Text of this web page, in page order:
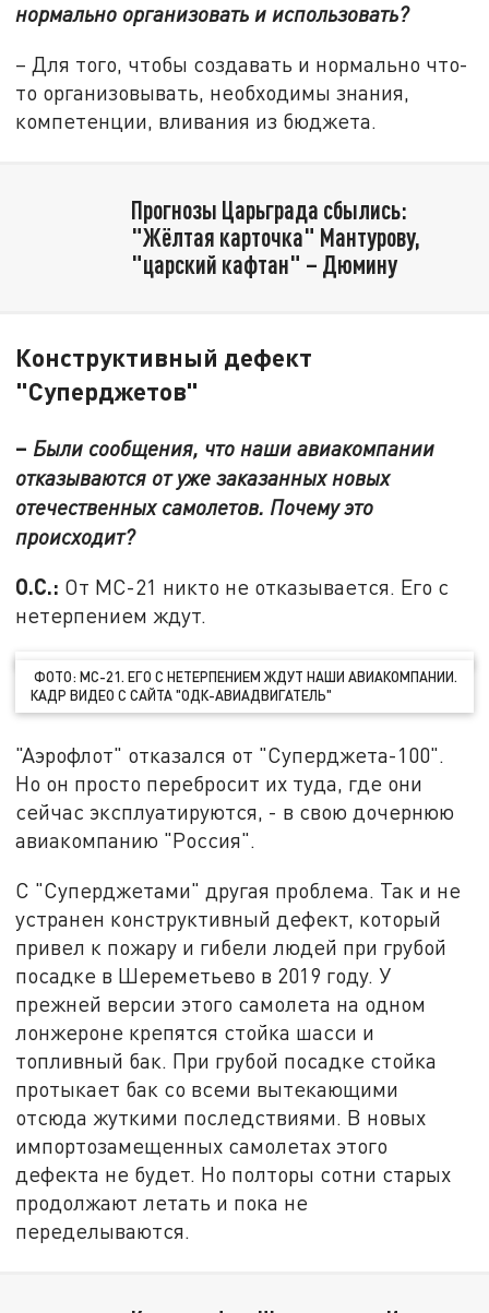
нормально организовать и использовать?
– Для того, чтобы создавать и нормально что-
то организовывать, необходимы знания,
компетенции, вливания из бюджета.
Прогнозы Царьграда сбылись:
"Жёлтая карточка" Мантурову,
"царский кафтан" – Дюмину
Конструктивный дефект
"Суперджетов"
– Были сообщения, что наши авиакомпании
отказываются от уже заказанных новых
отечественных самолетов. Почему это
происходит?
О.С.: От МС-21 никто не отказывается. Его с
нетерпением ждут.
ФОТО: МС-21. ЕГО С НЕТЕРПЕНИЕМ ЖДУТ НАШИ АВИАКОМПАНИИ.
КАДР ВИДЕО С САЙТА "ОДК-АВИАДВИГАТЕЛЬ"
"Аэрофлот" отказался от "Суперджета-100".
Но он просто перебросит их туда, где они
сейчас эксплуатируются, - в свою дочернюю
авиакомпанию "Россия".
С "Суперджетами" другая проблема. Так и не
устранен конструктивный дефект, который
привел к пожару и гибели людей при грубой
посадке в Шереметьево в 2019 году. У
прежней версии этого самолета на одном
лонжероне крепятся стойка шасси и
топливный бак. При грубой посадке стойка
протыкает бак со всеми вытекающими
отсюда жуткими последствиями. В новых
импортозамещенных самолетах этого
дефекта не будет. Но полторы сотни старых
продолжают летать и пока не
переделываются.